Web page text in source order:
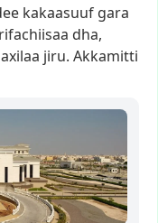
kakaasuuf gara
rifachiisaa dha,
jiru. Akkamitti